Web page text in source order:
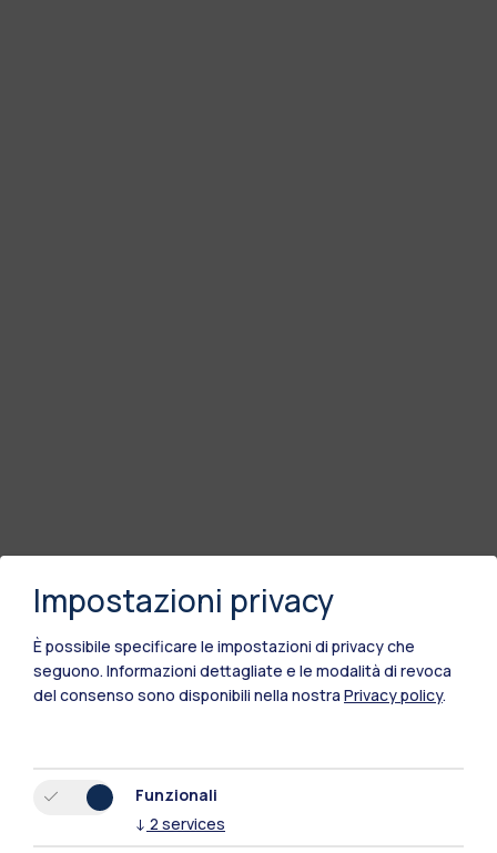
Impostazioni privacy
È possibile specificare le impostazioni di privacy che
seguono. Informazioni dettagliate e le modalità di revoca
del consenso sono disponibili nella nostra Privacy policy.
Funzionali
↓ 2 services